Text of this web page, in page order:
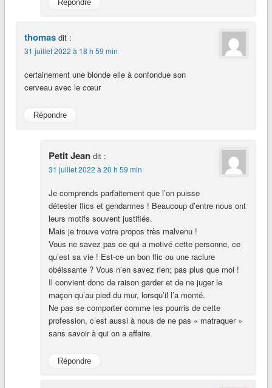
Répondre
thomas dit :
31 juillet 2022 à 18 h 59 min
certainement une blonde elle à confondue son
cerveau avec le cœur
Répondre
Petit Jean dit :
31 juillet 2022 à 20 h 59 min
Je comprends parfaitement que l’on puisse
détester flics et gendarmes ! Beaucoup d’entre nous ont
leurs motifs souvent justifiés.
Mais je trouve votre propos très malvenu !
Vous ne savez pas ce qui a motivé cette personne, ce
qu’est sa vie ! Est-ce un bon flic ou une raclure
obéissante ? Vous n’en savez rien; pas plus que moi !
Il convient donc de raison garder et de ne juger le
maçon qu’au pied du mur, lorsqu’il l’a monté.
Ne pas se comporter comme les pourris de cette
profession, c’est aussi à nous de ne pas « matraquer »
sans savoir à qui on a affaire.
Répondre